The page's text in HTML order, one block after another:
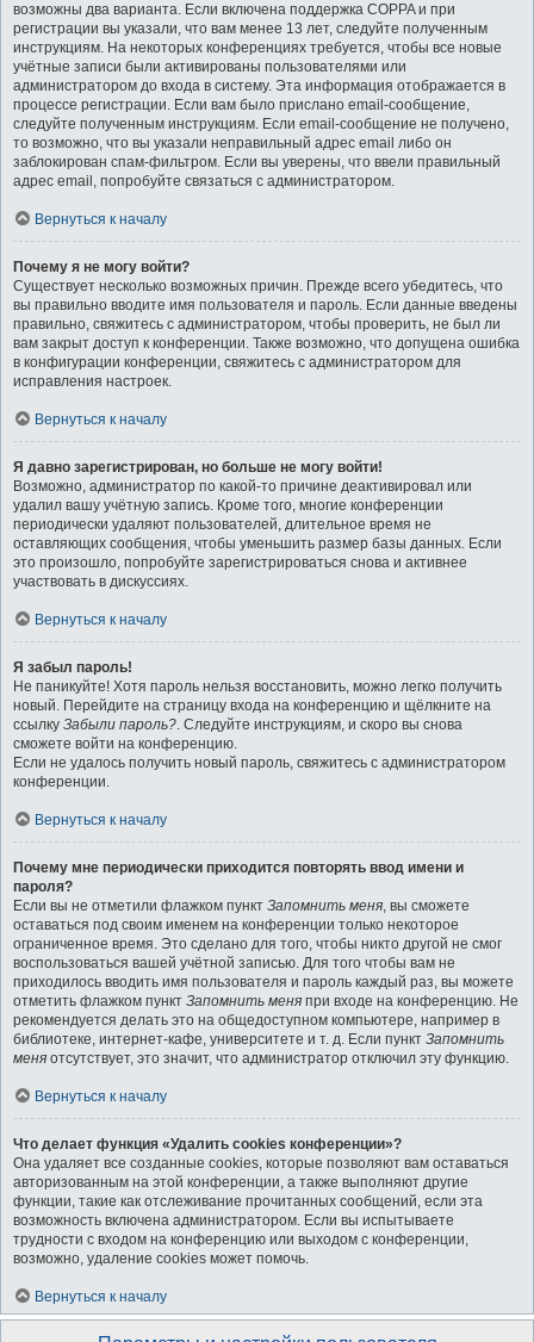
возможны два варианта. Если включена поддержка COPPA и при
регистрации вы указали, что вам менее 13 лет, следуйте полученным
инструкциям. На некоторых конференциях требуется, чтобы все новые
учётные записи были активированы пользователями или
администратором до входа в систему. Эта информация отображается в
процессе регистрации. Если вам было прислано email-сообщение,
следуйте полученным инструкциям. Если email-сообщение не получено,
то возможно, что вы указали неправильный адрес email либо он
заблокирован спам-фильтром. Если вы уверены, что ввели правильный
адрес email, попробуйте связаться с администратором.
Вернуться к началу
Почему я не могу войти?
Существует несколько возможных причин. Прежде всего убедитесь, что
вы правильно вводите имя пользователя и пароль. Если данные введены
правильно, свяжитесь с администратором, чтобы проверить, не был ли
вам закрыт доступ к конференции. Также возможно, что допущена ошибка
в конфигурации конференции, свяжитесь с администратором для
исправления настроек.
Вернуться к началу
Я давно зарегистрирован, но больше не могу войти!
Возможно, администратор по какой-то причине деактивировал или
удалил вашу учётную запись. Кроме того, многие конференции
периодически удаляют пользователей, длительное время не
оставляющих сообщения, чтобы уменьшить размер базы данных. Если
это произошло, попробуйте зарегистрироваться снова и активнее
участвовать в дискуссиях.
Вернуться к началу
Я забыл пароль!
Не паникуйте! Хотя пароль нельзя восстановить, можно легко получить
новый. Перейдите на страницу входа на конференцию и щёлкните на
ссылку Забыли пароль?. Следуйте инструкциям, и скоро вы снова
сможете войти на конференцию.
Если не удалось получить новый пароль, свяжитесь с администратором
конференции.
Вернуться к началу
Почему мне периодически приходится повторять ввод имени и
пароля?
Если вы не отметили флажком пункт Запомнить меня, вы сможете
оставаться под своим именем на конференции только некоторое
ограниченное время. Это сделано для того, чтобы никто другой не смог
воспользоваться вашей учётной записью. Для того чтобы вам не
приходилось вводить имя пользователя и пароль каждый раз, вы можете
отметить флажком пункт Запомнить меня при входе на конференцию. Не
рекомендуется делать это на общедоступном компьютере, например в
библиотеке, интернет-кафе, университете и т. д. Если пункт Запомнить
меня отсутствует, это значит, что администратор отключил эту функцию.
Вернуться к началу
Что делает функция «Удалить cookies конференции»?
Она удаляет все созданные cookies, которые позволяют вам оставаться
авторизованным на этой конференции, а также выполняют другие
функции, такие как отслеживание прочитанных сообщений, если эта
возможность включена администратором. Если вы испытываете
трудности с входом на конференцию или выходом с конференции,
возможно, удаление cookies может помочь.
Вернуться к началу